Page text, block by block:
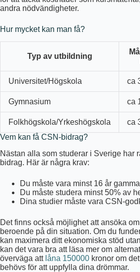
andra nödvändigheter.
Hur mycket kan man få?
Typ av utbildning
Universitet/Högskola ca
Gymnasium ca
Folkhögskola/Yrkeshögskola
ca
Vem kan få CSN-bidrag?
Nästan alla som studerar i Sverige har
bidrag. Här är några krav:
Du måste vara minst 16 år
Du måste studera minst 50% av
Dina studier måste vara CSN-
Det finns också möjlighet att ansöka
beroende på din situation. Om du
kan maximera ditt ekonomiska stöd
kan det vara bra att läsa mer om
överväga att låna 150000 kronor om
behövs för att uppfylla dina drömmar.